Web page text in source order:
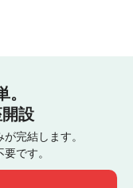
設
完結します。
です。